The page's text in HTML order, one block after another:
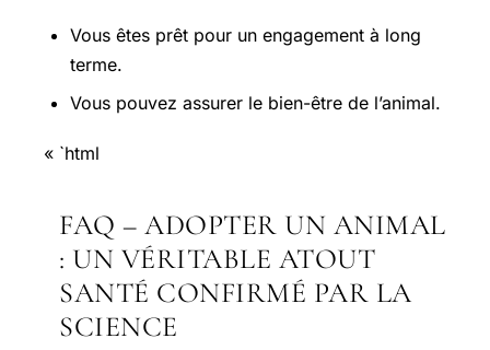
Vous êtes prêt pour un engagement à long
terme.
Vous pouvez assurer le bien-être de l’animal.
« `html
FAQ – ADOPTER UN ANIMAL
: UN VÉRITABLE ATOUT
SANTÉ CONFIRMÉ PAR LA
SCIENCE